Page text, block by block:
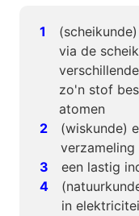
via de
zo'n stof
atomen
(wiskunde)
verzameling
een lastig
in